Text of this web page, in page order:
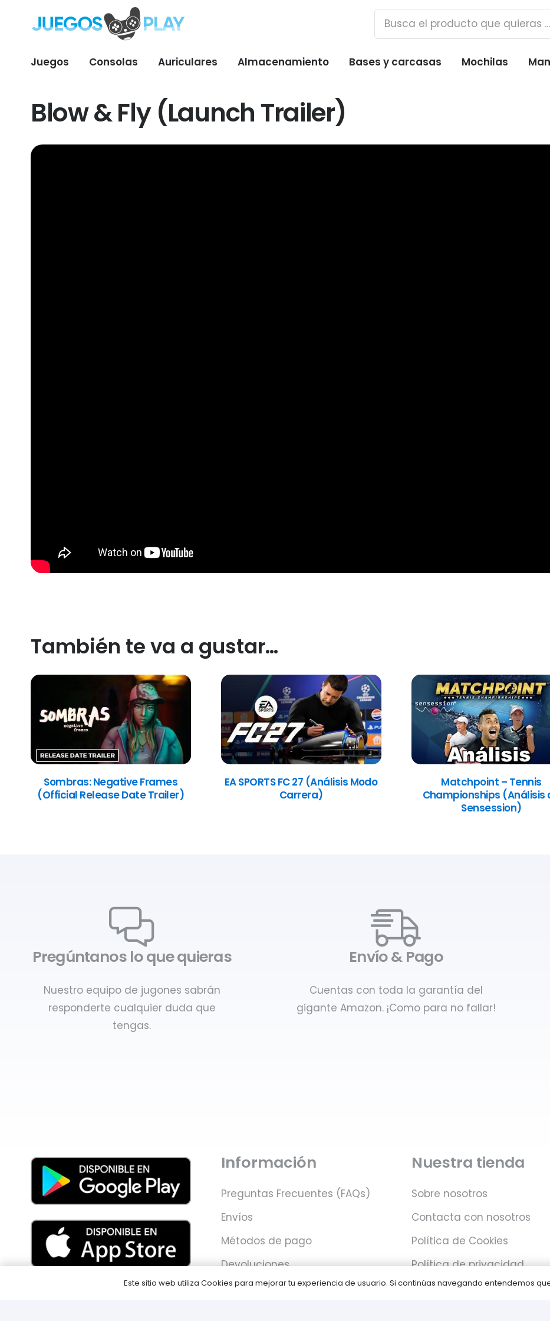
Juegos Consolas Auriculares Almacenamiento Bases y carcasas Mochilas
Blow & Fly (Launch Trailer)
También te va a gustar…
Sombras: Negative Frames
(Official Release Date Trailer)
EA SPORTS FC 27 (Análisis Modo
Carrera)
Matchpoint – Tennis
Championships (Análisis
Sensession)
Pregúntanos lo que quieras
Nuestro equipo de jugones sabrán
responderte cualquier duda que
tengas.
Envío & Pago
Cuentas con toda la garantía del
gigante Amazon. ¡Como para no fallar!
Información
Preguntas Frecuentes (FAQs)
Envíos
Métodos de pago
Devoluciones
Nuestra tienda
Sobre nosotros
Contacta con nosotros
Política de Cookies
Política de privacidad
Este sitio web utiliza Cookies para mejorar tu experiencia de usuario. Si continúas navegando entendemos